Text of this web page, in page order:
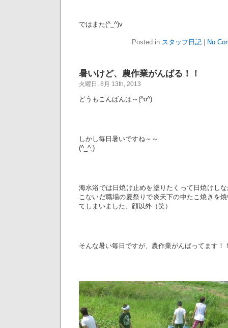
ではまた(^_^)v
Posted in スタッフ日記 No
暑いけど、農作業がんばる！！
火曜日, 8月 13th, 2013
どうもこんばんは～(^o^)
しかし毎日暑いですね～～
(^_^;)
海水浴では日焼け止めを塗りたくって日焼けし
こないだ職場の夏祭りで炎天下の中たこ焼きを
てしまいました、顔以外（笑）
そんな暑い毎日ですが、農作業がんばってます！